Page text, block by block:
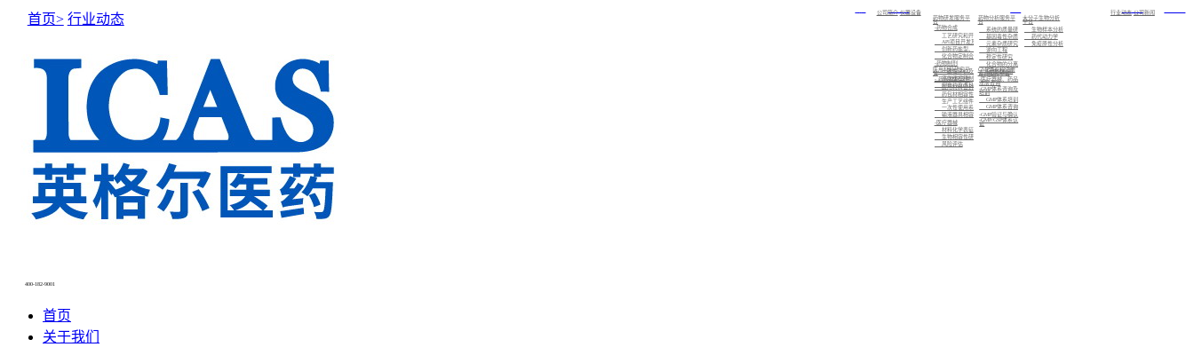
关于我们
公司简介 仪器设备
药物研发服务平
台
-药物合成
工艺研究和开发
API项目开发及注册备案
创新药盐型、晶型筛选及CMC业务
化合物定制合成
-药物制剂
一致性评价及仿制药的制剂开发
高端缓控释制剂开发
创新药及改良型新药的制剂开发
药物分析服务平
台
系统的质量研究
基因毒性杂质研究
元素杂质研究
逆向工程
稳定性研究
化合物的分离制备，已知化合物的结构确证，未知化合物的结构解析与鉴定
标准化检测
大分子生物分析
平台
生物样本分析
药代动力学
免疫原性分析
医用材料研究平
台
- 药包材相容性
医用材料密封性研究
药包材相容性研究
生产工艺组件相容性研究
一次性使用系统相容性研究
输液器具相容性研究
-医疗器械
材料化学表征
生物相容性研究
风险评估
GMP体系和注册
咨询服务平台
-医疗器械、药品
注册咨询
-GMP体系咨询及
培训
GMP体系培训
GMP体系咨询
-GMP验证与确认
-GMP/GSP体系认
证
新闻中心
行业动态 公司新闻
400-182-9001
首页
关于我们
首页> 行业动态